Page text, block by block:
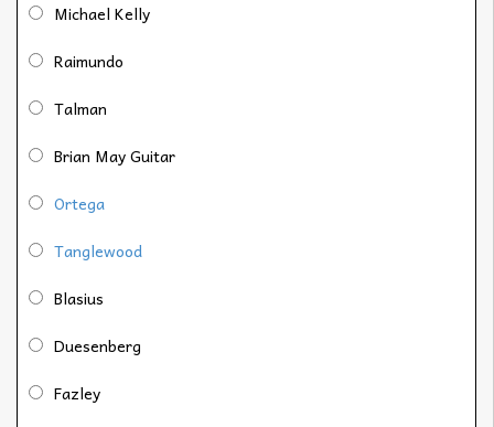
Michael Kelly
Raimundo
Talman
Brian May Guitar
Ortega
Tanglewood
Blasius
Duesenberg
Fazley